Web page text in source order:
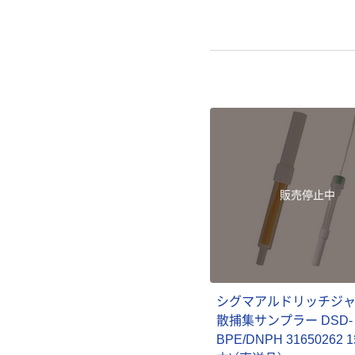
販売停止中
シグマアルドリッチジ
散捕集サンプラー DSD-
BPE/DNPH 31650262